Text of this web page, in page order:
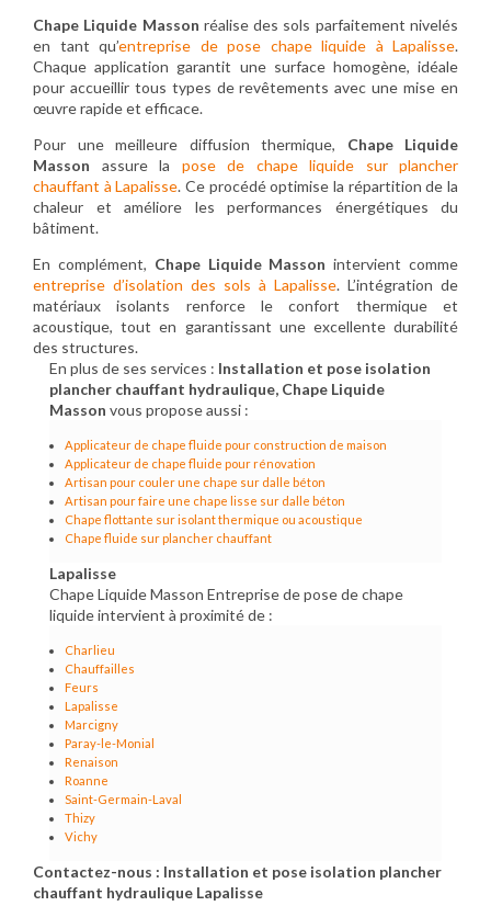
Chape Liquide Masson réalise des sols parfaitement nivelés
en tant qu’entreprise de pose chape liquide à Lapalisse.
Chaque application garantit une surface homogène, idéale
pour accueillir tous types de revêtements avec une mise en
œuvre rapide et efficace.
Pour une meilleure diffusion thermique, Chape Liquide
Masson assure la pose de chape liquide sur plancher
chauffant à Lapalisse. Ce procédé optimise la répartition de la
chaleur et améliore les performances énergétiques du
bâtiment.
En complément, Chape Liquide Masson intervient comme
entreprise d’isolation des sols à Lapalisse. L’intégration de
matériaux isolants renforce le confort thermique et
acoustique, tout en garantissant une excellente durabilité
des structures.
En plus de ses services : Installation et pose isolation
plancher chauffant hydraulique, Chape Liquide
Masson vous propose aussi :
Applicateur de chape fluide pour construction de maison
Applicateur de chape fluide pour rénovation
Artisan pour couler une chape sur dalle béton
Artisan pour faire une chape lisse sur dalle béton
Chape flottante sur isolant thermique ou acoustique
Chape fluide sur plancher chauffant
Lapalisse
Chape Liquide Masson Entreprise de pose de chape
liquide intervient à proximité de :
Charlieu
Chauffailles
Feurs
Lapalisse
Marcigny
Paray-le-Monial
Renaison
Roanne
Saint-Germain-Laval
Thizy
Vichy
Contactez-nous : Installation et pose isolation plancher
chauffant hydraulique Lapalisse